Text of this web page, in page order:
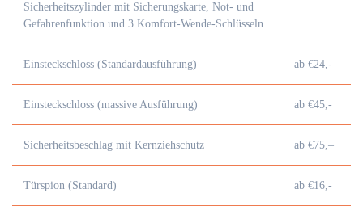
Sicherheitszylinder mit Sicherungskarte, Not- und
Gefahrenfunktion und 3 Komfort-Wende-Schlüsseln.
Einsteckschloss (Standardausführung) ab €24,-
Einsteckschloss (massive Ausführung) ab €45,-
Sicherheitsbeschlag mit Kernziehschutz ab €75,–
Türspion (Standard) ab €16,-